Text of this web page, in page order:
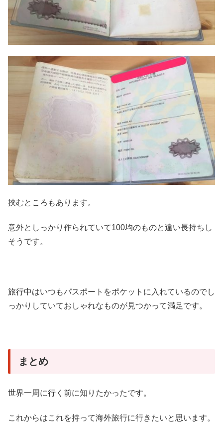
挟むところもあります。
意外としっかり作られていて100均のものと違い長持ちし
そうです。
旅行中はいつもパスポートをポケットに入れているのでし
っかりしていておしゃれなものが見つかって満足です。
まとめ
世界一周に行く前に知りたかったです。
これからはこれを持って海外旅行に行きたいと思います。